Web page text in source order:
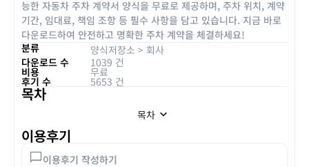
능한 자동차 주차 계약서 양식을 무료로 제공하며, 주차 위치, 계약
기간, 임대료, 책임 조항 등 필수 사항을 담고 있습니다. 지금 바로
다운로드하여 안전하고 명확한 주차 계약을 체결하세요!
분류
양식저장소 > 회사
다운로드 수
1039 건
비용 무료
후기 수 5653 건
목차
목차
이용후기
이용후기 작성하기